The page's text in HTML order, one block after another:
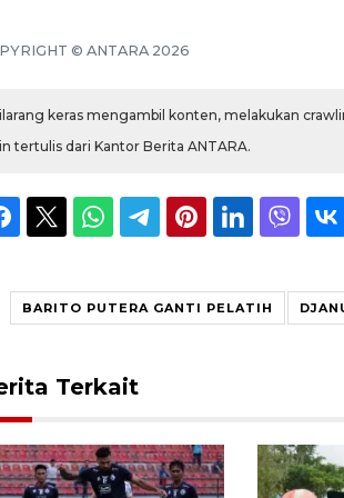
© ANTARA 2026
keras mengambil konten, melakukan
tertulis dari Kantor Berita ANTARA.
BARITO PUTERA GANTI PELATIH
Terkait